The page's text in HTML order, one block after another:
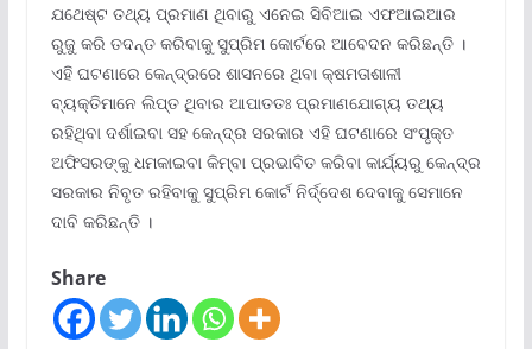
ଯଥେଷ୍ଟ ତଥ୍ୟ ପ୍ରମାଣ ଥିବାରୁ ଏନେଇ ସିବିଆଇ ଏଫଆଇଆର
ରୁଜୁ କରି ତଦନ୍ତ କରିବାକୁ ସୁପ୍ରିମ କୋର୍ଟରେ ଆବେଦନ କରିଛନ୍ତି ।
ଏହି ଘଟଣାରେ କେନ୍ଦ୍ରରେ ଶାସନରେ ଥିବା କ୍ଷମତାଶାଳୀ
ବ୍ୟକ୍ତିମାନେ ଲିପ୍ତ ଥିବାର ଆପାତତଃ ପ୍ରମାଣଯୋଗ୍ୟ ତଥ୍ୟ
ରହିଥିବା ଦର୍ଶାଇବା ସହ କେନ୍ଦ୍ର ସରକାର ଏହି ଘଟଣାରେ ସଂପୃକ୍ତ
ଅଫିସରଙ୍କୁ ଧମକାଇବା କିମ୍ବା ପ୍ରଭାବିତ କରିବା କାର୍ଯ୍ୟରୁ କେନ୍ଦ୍ର
ସରକାର ନିବୃତ ରହିବାକୁ ସୁପ୍ରିମ କୋର୍ଟ ନିର୍ଦ୍ଦେଶ ଦେବାକୁ ସେମାନେ
ଦାବି କରିଛନ୍ତି ।
Share